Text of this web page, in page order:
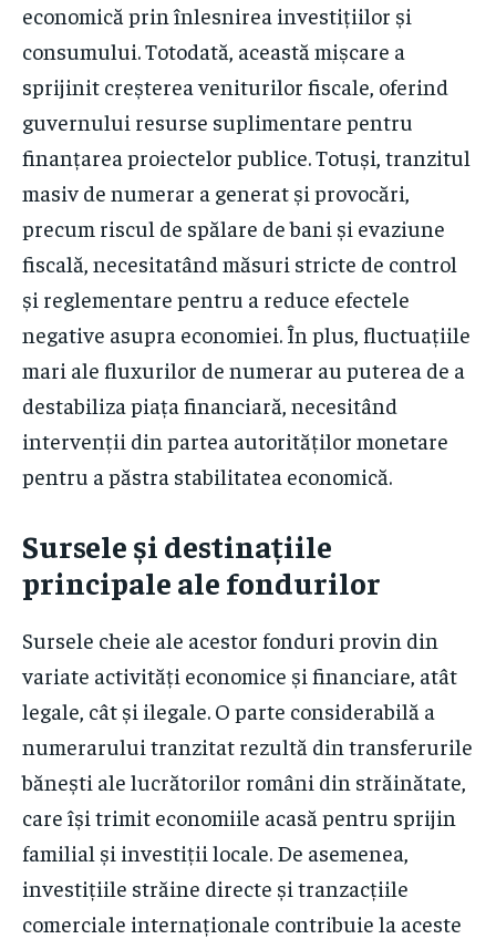
economică prin înlesnirea investițiilor și
consumului. Totodată, această mișcare a
sprijinit creșterea veniturilor fiscale, oferind
guvernului resurse suplimentare pentru
finanțarea proiectelor publice. Totuși, tranzitul
masiv de numerar a generat și provocări,
precum riscul de spălare de bani și evaziune
fiscală, necesitatând măsuri stricte de control
și reglementare pentru a reduce efectele
negative asupra economiei. În plus, fluctuațiile
mari ale fluxurilor de numerar au puterea de a
destabiliza piața financiară, necesitând
intervenții din partea autorităților monetare
pentru a păstra stabilitatea economică.
Sursele și destinațiile
principale ale fondurilor
Sursele cheie ale acestor fonduri provin din
variate activități economice și financiare, atât
legale, cât și ilegale. O parte considerabilă a
numerarului tranzitat rezultă din transferurile
bănești ale lucrătorilor români din străinătate,
care își trimit economiile acasă pentru sprijin
familial și investiții locale. De asemenea,
investițiile străine directe și tranzacțiile
comerciale internaționale contribuie la aceste